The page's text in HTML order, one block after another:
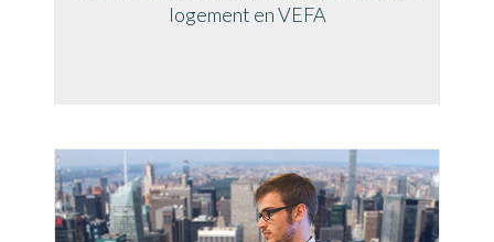
logement en VEFA